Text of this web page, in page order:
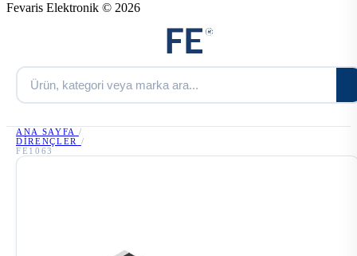
Fevaris Elektronik © 2026
ANA SAYFA /
DIRENÇLER
/
FE1063